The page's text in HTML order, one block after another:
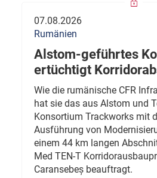
07.08.2026
Rumänien
Alstom-geführtes
ertüchtigt
Wie die rumänische CFR
hat sie das aus Alstom und
Konsortium Trackworks mit
Ausführung von
einem 44 km langen
Med TEN-T
Caransebeș beauftragt.